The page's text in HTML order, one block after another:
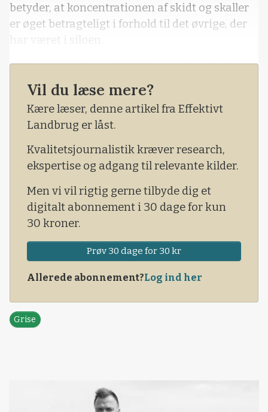
betyder, at koncentrationen af skidt og skaller
er øget betragteligt i forhold til det øvrige, der
har været i siloen.
Ifølge svinerådgiver Helle Jensen Hansted,
LMO, er det også årsagen til, at der er flere
landmænd, der oplever flere kastninger, døde
søer, manglende ædelyst og diarré, som alle
koster på b
Vil du læse mere?
Kære læser, denne artikel fra Effektivt
Landbrug er låst.
Kvalitetsjournalistik kræver research,
ekspertise og adgang til relevante kilder.
Men vi vil rigtig gerne tilbyde dig et
digitalt abonnement i 30 dage for kun
30 kroner.
Prøv 30 dage for 30 kr
Allerede abonnement?Log ind her
Grise